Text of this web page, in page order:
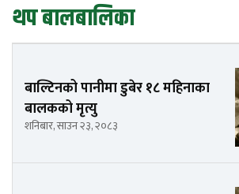
थप बालबालिका
बाल्टिनको पानीमा डुबेर १८ महिनाका
बालकको मृत्यु
शनिबार, साउन २३, २०८३